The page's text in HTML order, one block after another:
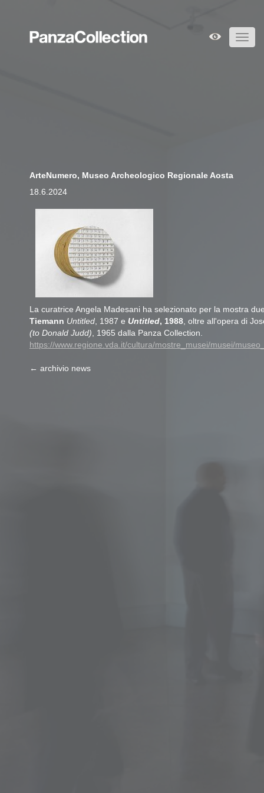
ArteNumero, Museo Archeologico Regionale Aosta
18.6.2024
La curatrice Angela Madesani ha selezionato per la mostra
Tiemann Untitled , 1987 e Untitled, 1988 , oltre all'opera di
(to Donald Judd) , 1965 dalla Panza Collection.
https://www.regione.vda.it/cultura/mostre_musei/musei/
← archivio news